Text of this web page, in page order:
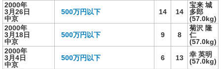
2000年
3月26日
中京
500万円以下 14 14
宝来 城
多郎
(57.0kg)
2000年
3月18日
中京
500万円以下 9 8
菊沢 隆
仁
(57.0kg)
2000年
3月4日
中京
500万円以下 6 13
幸 英明
(57.0kg)